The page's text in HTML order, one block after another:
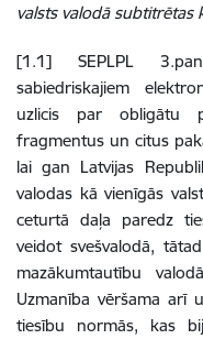
valsts valodā subtitrētas
[1.1] SEPLPL
sabiedriskajiem
uzlicis par obligātu
fragmentus un citus
lai gan Latvijas
valodas kā vienīgās
ceturtā daļa paredz
veidot svešvalodā,
mazākumtautību
Uzmanība vēršama arī
tiesību normās, kas